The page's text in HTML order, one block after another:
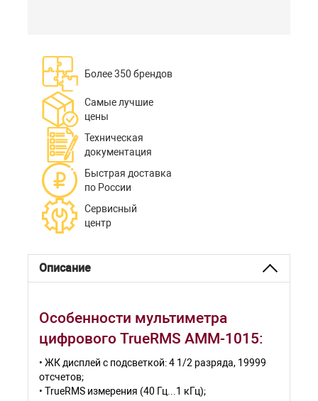
Более 350 брендов
Самые лучшие
цены
Техническая
документация
Быстрая доставка
по России
Сервисный
центр
Описание
Особенности мультиметра
цифрового TrueRMS АММ-1015:
• ЖК дисплей с подсветкой: 4 1/2 разряда, 19999
отсчетов;
• TrueRMS измерения (40 Гц...1 кГц);